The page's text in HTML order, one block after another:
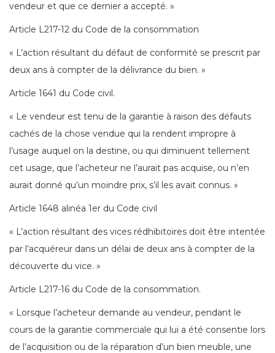
vendeur et que ce dernier a accepté. »
Article L217-12 du Code de la consommation
« L’action résultant du défaut de conformité se prescrit par
deux ans à compter de la délivrance du bien. »
Article 1641 du Code civil.
« Le vendeur est tenu de la garantie à raison des défauts
cachés de la chose vendue qui la rendent impropre à
l’usage auquel on la destine, ou qui diminuent tellement
cet usage, que l’acheteur ne l’aurait pas acquise, ou n’en
aurait donné qu’un moindre prix, s’il les avait connus. »
Article 1648 alinéa 1er du Code civil
« L’action résultant des vices rédhibitoires doit être intentée
par l’acquéreur dans un délai de deux ans à compter de la
découverte du vice. »
Article L217-16 du Code de la consommation.
« Lorsque l’acheteur demande au vendeur, pendant le
cours de la garantie commerciale qui lui a été consentie lors
de l’acquisition ou de la réparation d’un bien meuble, une